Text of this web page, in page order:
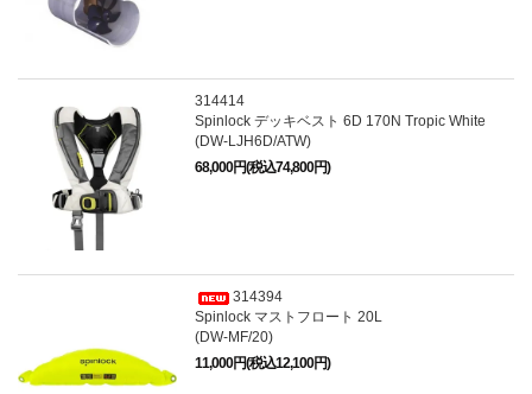
314414
Spinlock デッキベスト 6D 170N Tropic White
(DW-LJH6D/ATW)
68,000円(税込74,800円)
314394
Spinlock マストフロート 20L
(DW-MF/20)
11,000円(税込12,100円)